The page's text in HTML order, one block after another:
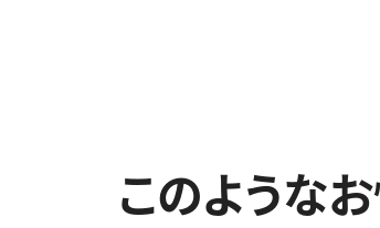
このような